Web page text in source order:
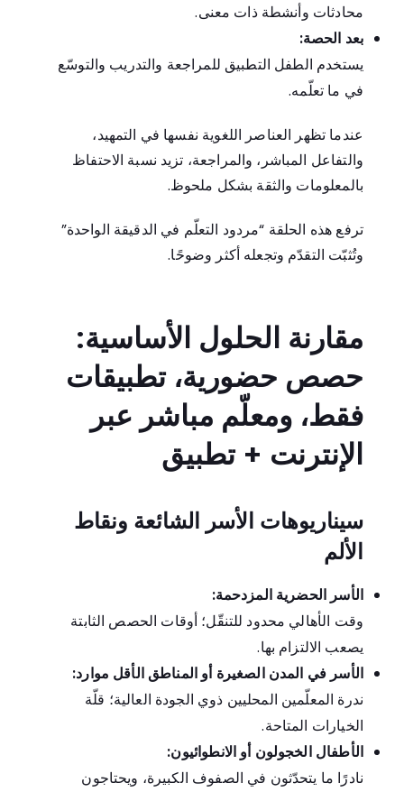
محادثات وأنشطة ذات معنى.
بعد الحصة:
يستخدم الطفل التطبيق للمراجعة والتدريب والتوسّع
في ما تعلّمه.
عندما تظهر العناصر اللغوية نفسها في التمهيد،
والتفاعل المباشر، والمراجعة، تزيد نسبة الاحتفاظ
بالمعلومات والثقة بشكل ملحوظ.
ترفع هذه الحلقة “مردود التعلّم في الدقيقة الواحدة”
وتُثبّت التقدّم وتجعله أكثر وضوحًا.
مقارنة الحلول الأساسية:
حصص حضورية، تطبيقات
فقط، ومعلّم مباشر عبر
الإنترنت + تطبيق
سيناريوهات الأسر الشائعة ونقاط
الألم
الأسر الحضرية المزدحمة:
وقت الأهالي محدود للتنقّل؛ أوقات الحصص الثابتة
يصعب الالتزام بها.
الأسر في المدن الصغيرة أو المناطق الأقل موارد:
ندرة المعلّمين المحليين ذوي الجودة العالية؛ قلّة
الخيارات المتاحة.
الأطفال الخجولون أو الانطوائيون:
نادرًا ما يتحدّثون في الصفوف الكبيرة، ويحتاجون